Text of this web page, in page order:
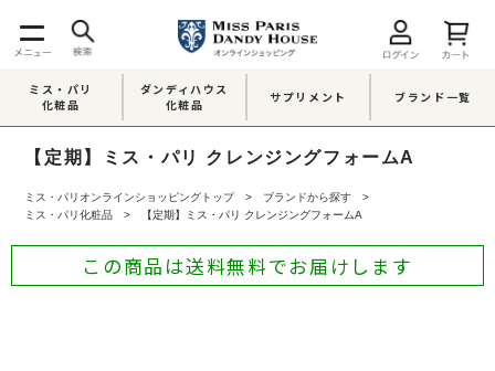
ミス・パリ
化粧品
ダンディハウス
化粧品
サプリメント ブランド一覧
【定期】ミス・パリ クレンジングフォームA
ミス・パリオンラインショッピングトップ
ブランドから探す
ミス・パリ化粧品
【定期】ミス・パリ クレンジングフォームA
この商品は送料無料でお届けします